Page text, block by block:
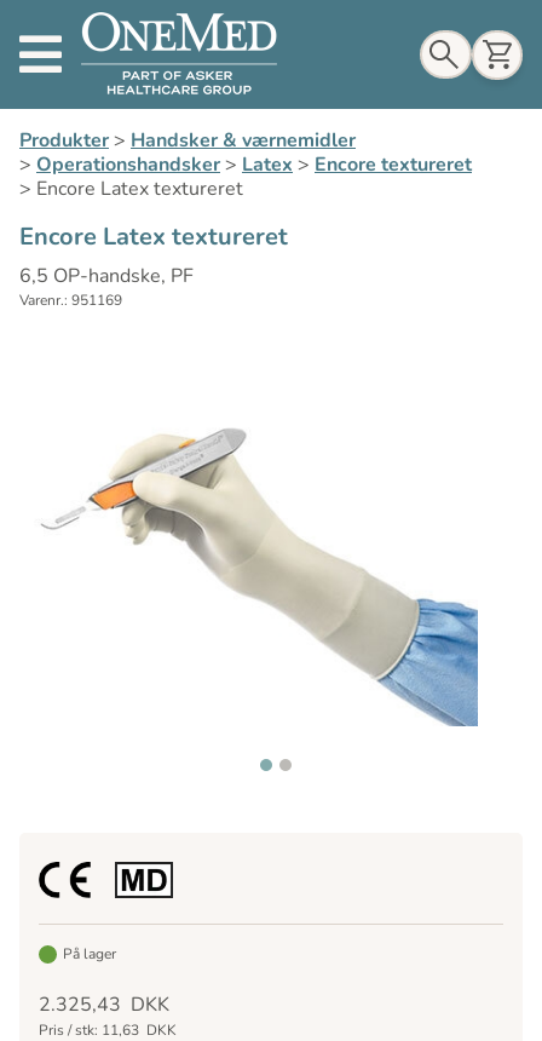
Indkøbskurv
Produkter> Handsker & værnemidler
> Operationshandsker> Latex > Encore textureret
> Encore Latex textureret
Encore Latex textureret
6,5 OP-handske, PF
Varenr.: 951169
På lager
2.325,43 DKK
Pris / stk: 11,63 DKK